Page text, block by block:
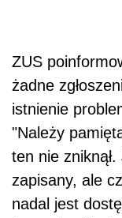
ZUS
żadne
istnienie
"Należy
ten nie
zapisany, ale
nadal jest